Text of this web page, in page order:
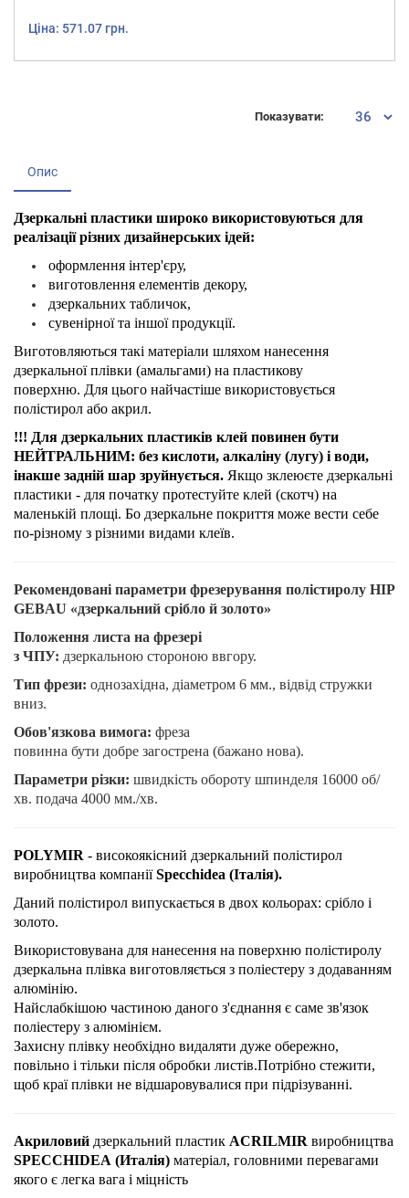
Ціна: 571.07 грн.
Показувати:
Опис
Дзеркальні пластики широко використовуються для
реалізації різних дизайнерських ідей:
оформлення інтер'єру,
виготовлення елементів декору,
дзеркальних табличок,
сувенірної та іншої продукції.
Виготовляються такі матеріали шляхом нанесення
дзеркальної плівки (амальгами) на пластикову
поверхню. Для цього найчастіше використовується
полістирол або акрил.
!!! Для дзеркальних пластиків клей повинен бути
НЕЙТРАЛЬНИМ: без кислоти, алкаліну (лугу) і води,
інакше задній шар зруйнується. Якщо зклеюєте дзеркальні
пластики - для початку протестуйте клей (скотч) на
маленькій площі. Бо дзеркальне покриття може вести себе
по-різному з різними видами клеїв.
Рекомендовані параметри фрезерування полістиролу HIPS
GEBAU «дзеркальний срібло й золото»
Положення листа на фрезері
з ЧПУ: дзеркальною стороною ввгору.
Тип фрези: однозахідна, діаметром 6 мм., відвід стружки
вниз.
Обов'язкова вимога: фреза
повинна бути добре загострена (бажано нова).
Параметри різки: швидкість обороту шпинделя 16000 об/
хв. подача 4000 мм./хв.
POLYMIR - високоякісний дзеркальний полістирол
виробництва компаніїSpecchidea (Італія).
Даний полістирол випускається в двох кольорах: срібло і
золото.
Використовувана для нанесення на поверхню полістиролу
дзеркальна плівка виготовляється з поліестеру з додаванням
алюмінію.
Найслабкішою частиною даного з'єднання є саме зв'язок
поліестеру з алюмінієм.
Захисну плівку необхідно видаляти дуже обережно,
повільно і тільки після обробки листів.Потрібно стежити,
щоб краї плівки не відшаровувалися при підрізуванні.
Акриловий дзеркальний пластик ACRILMIR виробництва
SPECCHIDEA (Италія) матеріал, головними перевагами
якого є легка вага і міцність